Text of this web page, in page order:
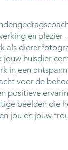
en plezier
als
jouw huisdier
in een
voor de
positieve
beelden die
jou en jouw